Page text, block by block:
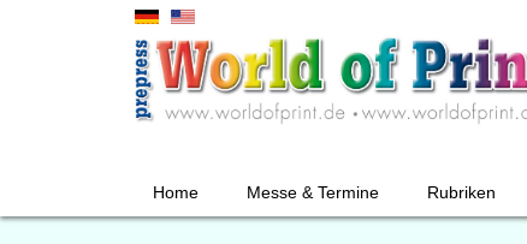
Home Messe & Termine Rubriken